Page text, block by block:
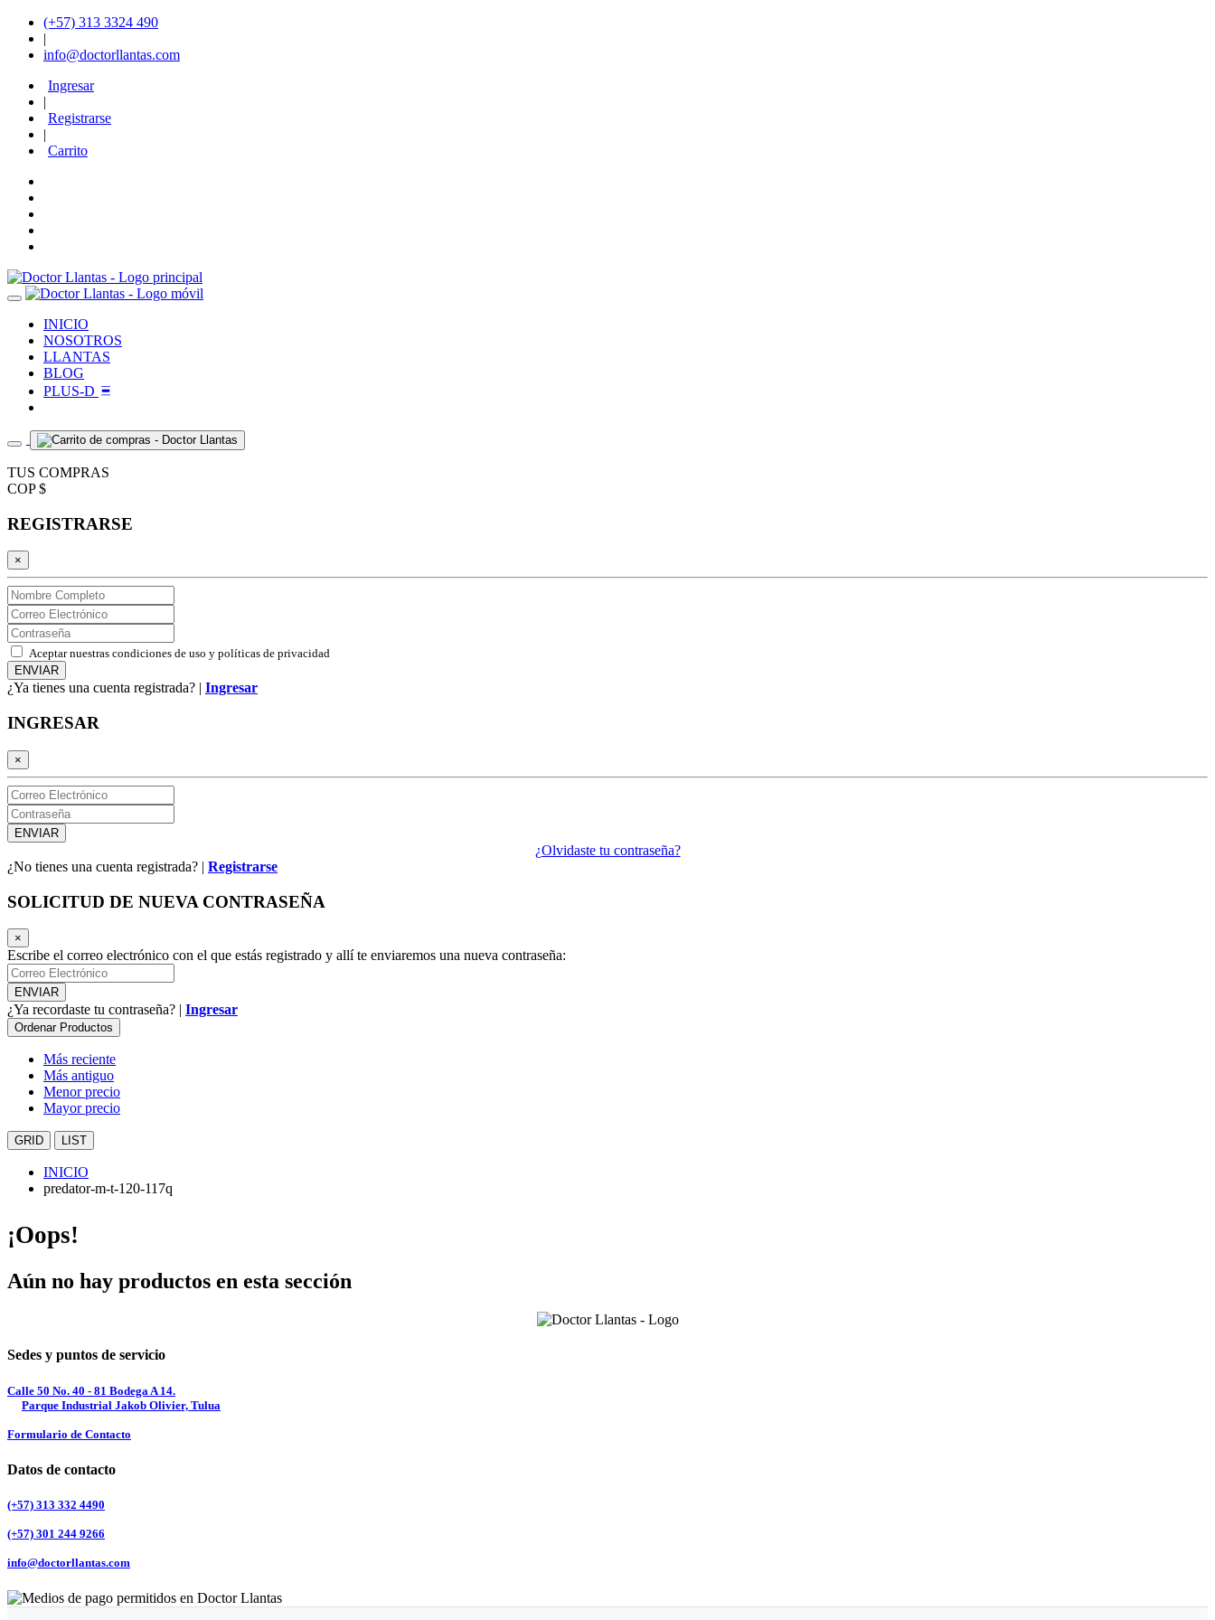
(+57) 313 3324 490
|
info@doctorllantas.com
Ingresar
|
Registrarse
|
Carrito
INICIO
NOSOTROS
LLANTAS
BLOG
PLUS-D
TUS COMPRAS
COP $
REGISTRARSE
×
Aceptar nuestras condiciones de uso y políticas de privacidad
¿Ya tienes una cuenta registrada? | Ingresar
INGRESAR
×
¿Olvidaste tu contraseña?
¿No tienes una cuenta registrada? | Registrarse
SOLICITUD DE NUEVA CONTRASEÑA
×
Escribe el correo electrónico con el que estás registrado y allí te enviaremos una nueva contraseña:
¿Ya recordaste tu contraseña? | Ingresar
Ordenar Productos
Más reciente
Más antiguo
Menor precio
Mayor precio
GRID LIST
INICIO
predator-m-t-120-117q
¡Oops!
Aún no hay productos en esta sección
Sedes y puntos de servicio
Calle 50 No. 40 - 81 Bodega A 14.
Parque Industrial Jakob Olivier, Tulua
Formulario de Contacto
Datos de contacto
(+57) 313 332 4490
(+57) 301 244 9266
info@doctorllantas.com